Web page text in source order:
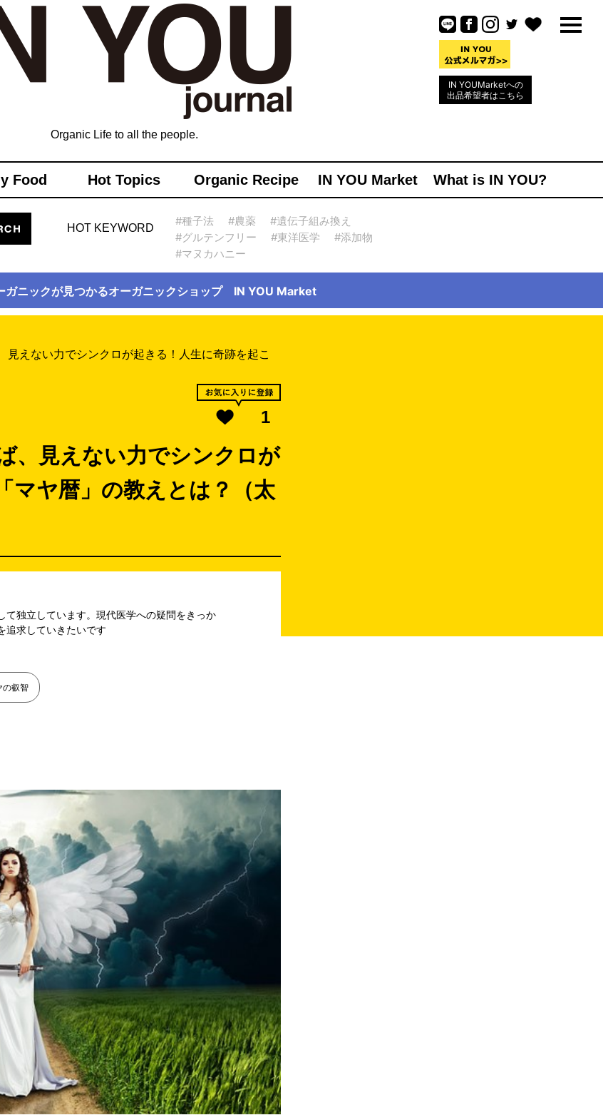
IN YOUMarketへの
出品希望者はこちら
Organic Life to all the people.
Food Hot Topics Organic Recipe IN YOU Market What is IN YOU?
HOT KEYWORD
#種子法 #農薬
#遺伝子組み換え
#グルテンフリー
#東洋医学
#添加物
#マヌカハニー
ガニックが見つかるオーガニックショップ IN YOU Market
見えない力でシンクロが起きる！人生に奇跡を起こ
1
、見えない力でシンクロが
マヤ暦」の教えとは？（太
独立しています。現代医学への疑問をきっか
追求していきたいです
の叡智